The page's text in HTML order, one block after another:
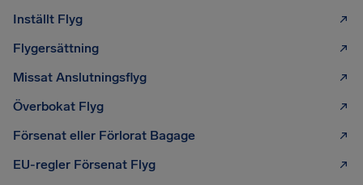
Inställt Flyg
Flygersättning
Missat Anslutningsflyg
Överbokat Flyg
Försenat eller Förlorat Bagage
EU-regler Försenat Flyg